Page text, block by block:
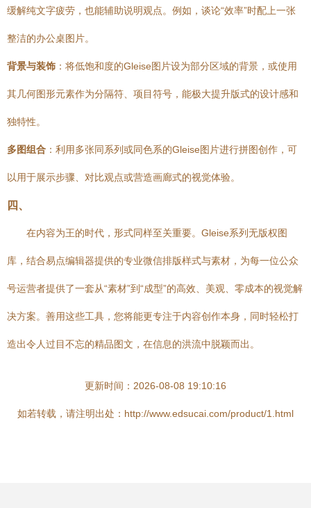
缓解纯文字疲劳，也能辅助说明观点。例如，谈论“效率”时配上一张
整洁的办公桌图片。
背景与装饰 ：将低饱和度的Gleise图片设为部分区域的背景，或使用
其几何图形元素作为分隔符、项目符号，能极大提升版式的设计感和
独特性。
多图组合 ：利用多张同系列或同色系的Gleise图片进行拼图创作，可
以用于展示步骤、对比观点或营造画廊式的视觉体验。
四、
在内容为王的时代，形式同样至关重要。Gleise系列无版权图
库，结合易点编辑器提供的专业微信排版样式与素材，为每一位公众
号运营者提供了一套从“素材”到“成型”的高效、美观、零成本的视觉解
决方案。善用这些工具，您将能更专注于内容创作本身，同时轻松打
造出令人过目不忘的精品图文，在信息的洪流中脱颖而出。
更新时间：2026-08-08 19:10:16
如若转载，请注明出处：http://www.edsucai.com/product/1.html